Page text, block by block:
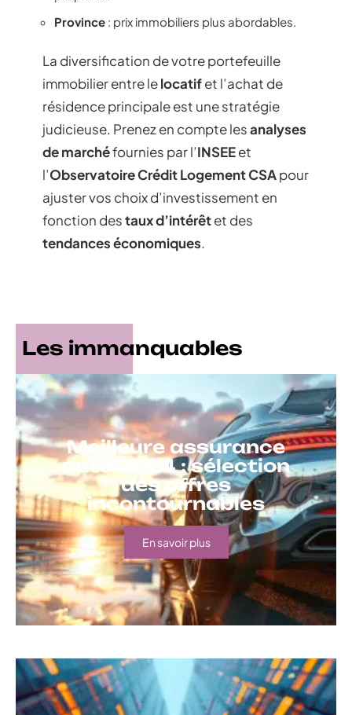
Province : prix immobiliers plus abordables.
La diversification de votre portefeuille
immobilier entre lelocatifet l’achat de
résidence principale est une stratégie
judicieuse. Prenez en compte lesanalyses
de marchéfournies par l’INSEEet
l’Observatoire Crédit Logement CSApour
ajuster vos choix d’investissement en
fonction destaux d’intérêtet des
tendances économiques.
Les immanquables
Meilleure assurance
auto 2024 : sélection
des offres
incontournables
En savoir plus